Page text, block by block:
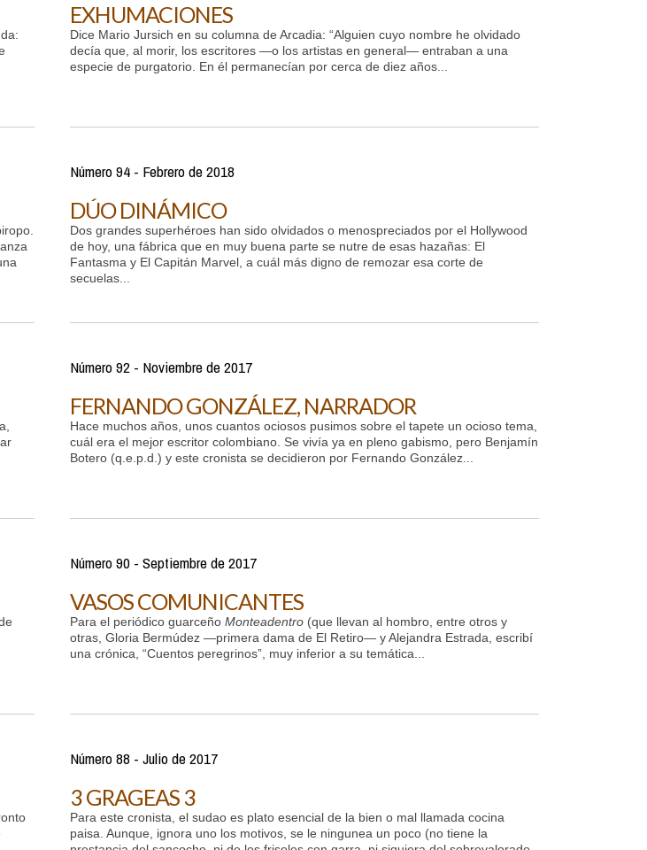
EXHUMACIONES
Dice Mario Jursich en su columna de Arcadia: “Alguien cuyo nombre he olvidado
decía que, al morir, los escritores —o los artistas en general— entraban a una
especie de purgatorio. En él permanecían por cerca de diez años...
Número 94 - Febrero de 2018
DÚO DINÁMICO
Dos grandes superhéroes han sido olvidados o menospreciados por el Hollywood
de hoy, una fábrica que en muy buena parte se nutre de esas hazañas: El
Fantasma y El Capitán Marvel, a cuál más digno de remozar esa corte de
secuelas...
Número 92 - Noviembre de 2017
FERNANDO GONZÁLEZ, NARRADOR
Hace muchos años, unos cuantos ociosos pusimos sobre el tapete un ocioso tema,
cuál era el mejor escritor colombiano. Se vivía ya en pleno gabismo, pero Benjamín
Botero (q.e.p.d.) y este cronista se decidieron por Fernando González...
Número 90 - Septiembre de 2017
VASOS COMUNICANTES
Para el periódico guarceño Monteadentro (que llevan al hombro, entre otros y
otras, Gloria Bermúdez —primera dama de El Retiro— y Alejandra Estrada, escribí
una crónica, “Cuentos peregrinos”, muy inferior a su temática...
Número 88 - Julio de 2017
3 GRAGEAS 3
Para este cronista, el sudao es plato esencial de la bien o mal llamada cocina
paisa. Aunque, ignora uno los motivos, se le ningunea un poco (no tiene la